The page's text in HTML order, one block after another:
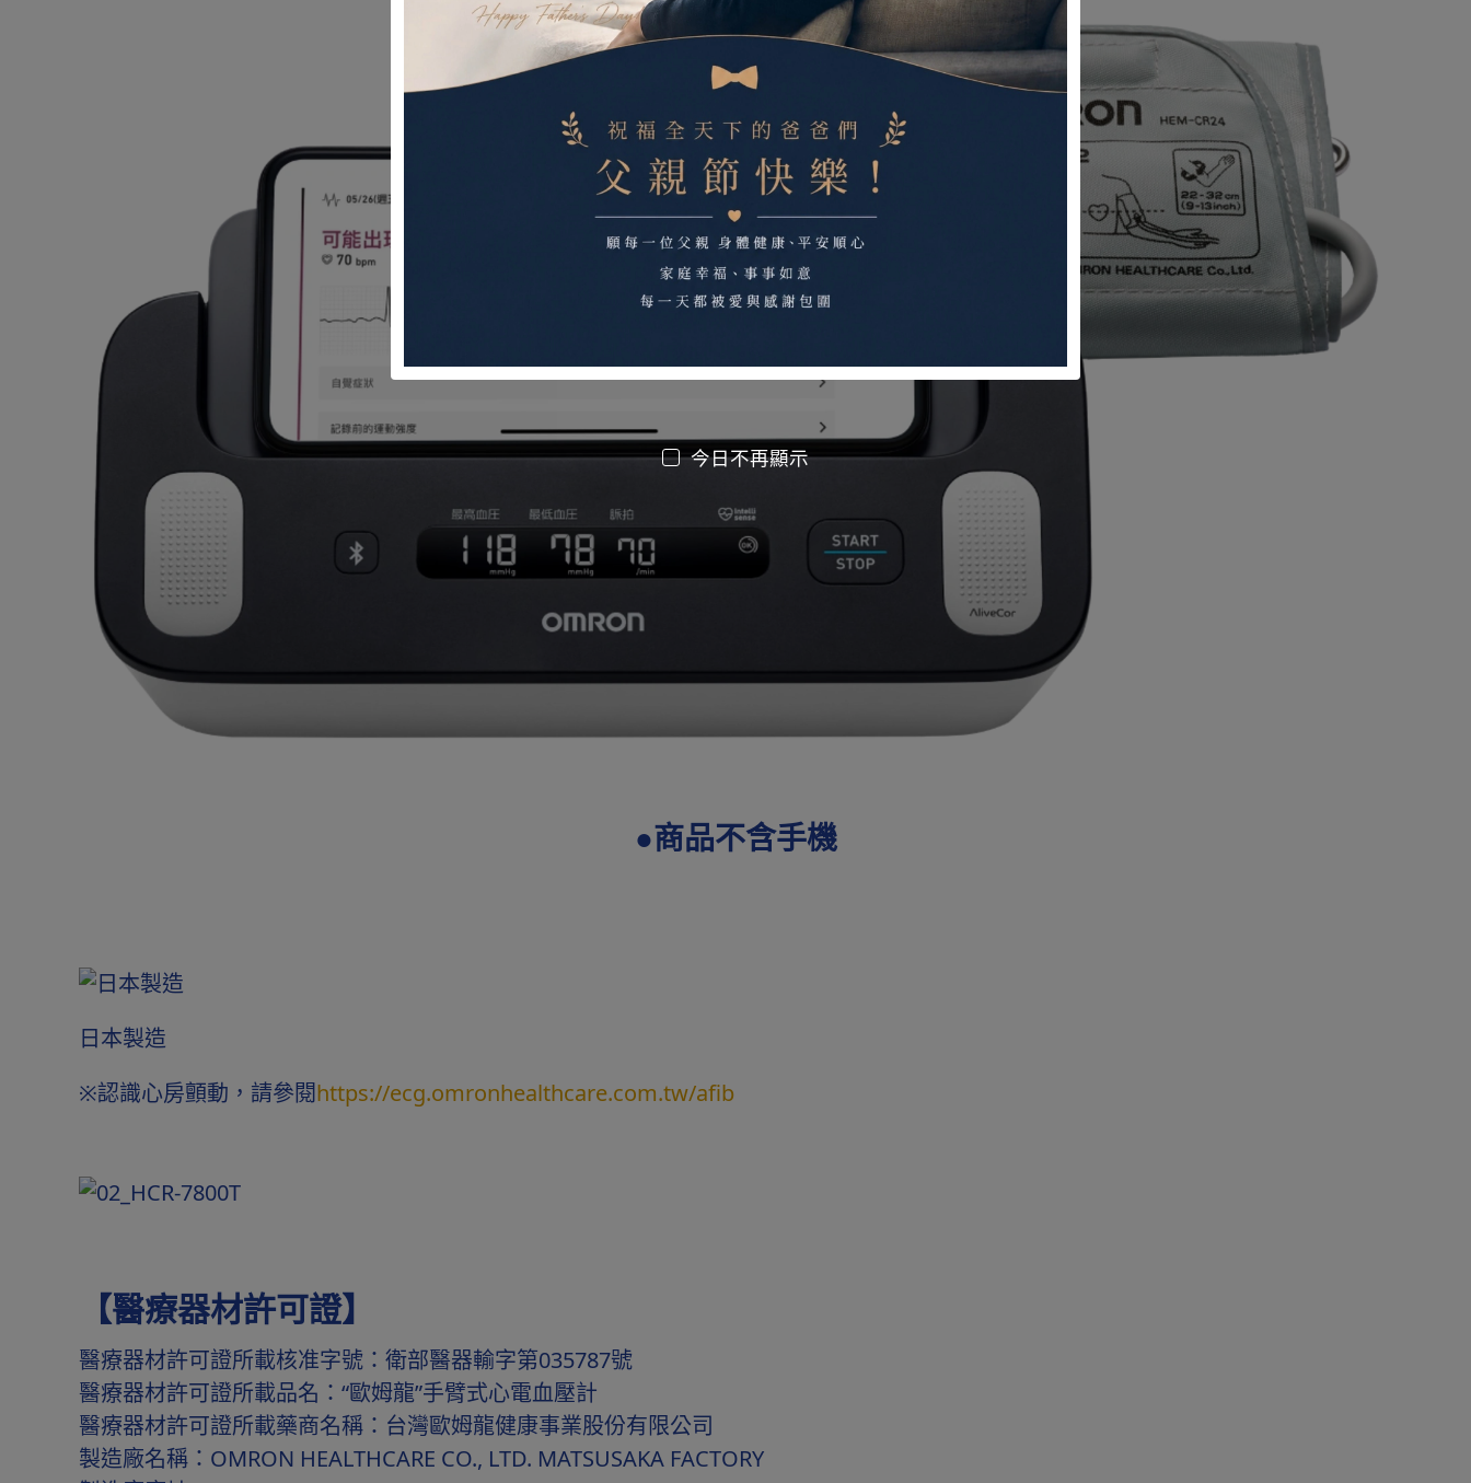
●商品不含手機
日本製造
※認識心房顫動，請參閱https://ecg.omronhealthcare.com.tw/afib
【醫療器材許可證】
醫療器材許可證所載核准字號：衛部醫器輸字第035787號
醫療器材許可證所載品名：“歐姆龍”手臂式心電血壓計
醫療器材許可證所載藥商名稱：台灣歐姆龍健康事業股份有限公司
製造廠名稱：OMRON HEALTHCARE CO., LTD. MATSUSAKA FACTORY
今日不再顯示